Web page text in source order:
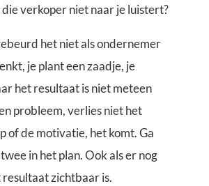
verkoper niet naar je luistert?
het niet als ondernemer
je plant een zaadje, je
het resultaat is niet meteen
probleem, verlies niet het
of de motivatie, het komt. Ga
in het plan. Ook als er nog
zichtbaar is.